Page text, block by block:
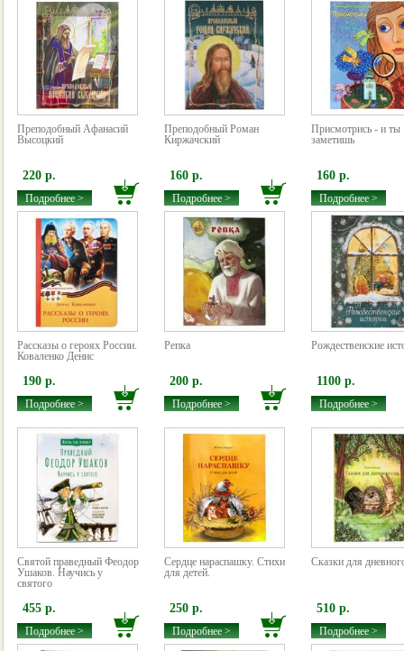
Преподобный Афанасий
Высоцкий
220 р.
Подробнее >
Преподобный Роман
Киржачский
160 р.
Подробнее >
Присмотрись - и ты
заметишь
160 р.
Подробнее >
Рассказы о героях России.
Коваленко Денис
190 р.
Подробнее >
Репка
200 р.
Подробнее >
Рождественские
1100 р.
Подробнее >
Святой праведный Феодор
Ушаков. Научись у
святого
455 р.
Подробнее >
Сердце нараспашку. Стихи
для детей.
250 р.
Подробнее >
Сказки для
510 р.
Подробнее >